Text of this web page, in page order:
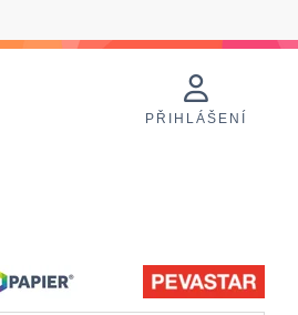
PŘIHLÁŠENÍ